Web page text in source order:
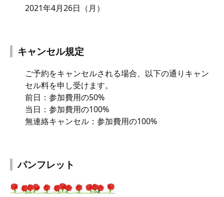
2021年4月26日（月）
キャンセル規定
ご予約をキャンセルされる場合、以下の通りキャン
セル料を申し受けます。
前日：参加費用の50%
当日：参加費用の100%
無連絡キャンセル：参加費用の100%
パンフレット